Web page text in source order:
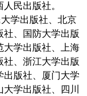
民出版社。
学出版社、北京
社、国防大学出版
大学出版社、上海
、浙江大学出版
出版社、厦门大学
学出版社、四川